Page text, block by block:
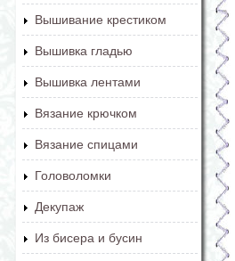
Вышивание крестиком
Вышивка гладью
Вышивка лентами
Вязание крючком
Вязание спицами
Головоломки
Декупаж
Из бисера и бусин